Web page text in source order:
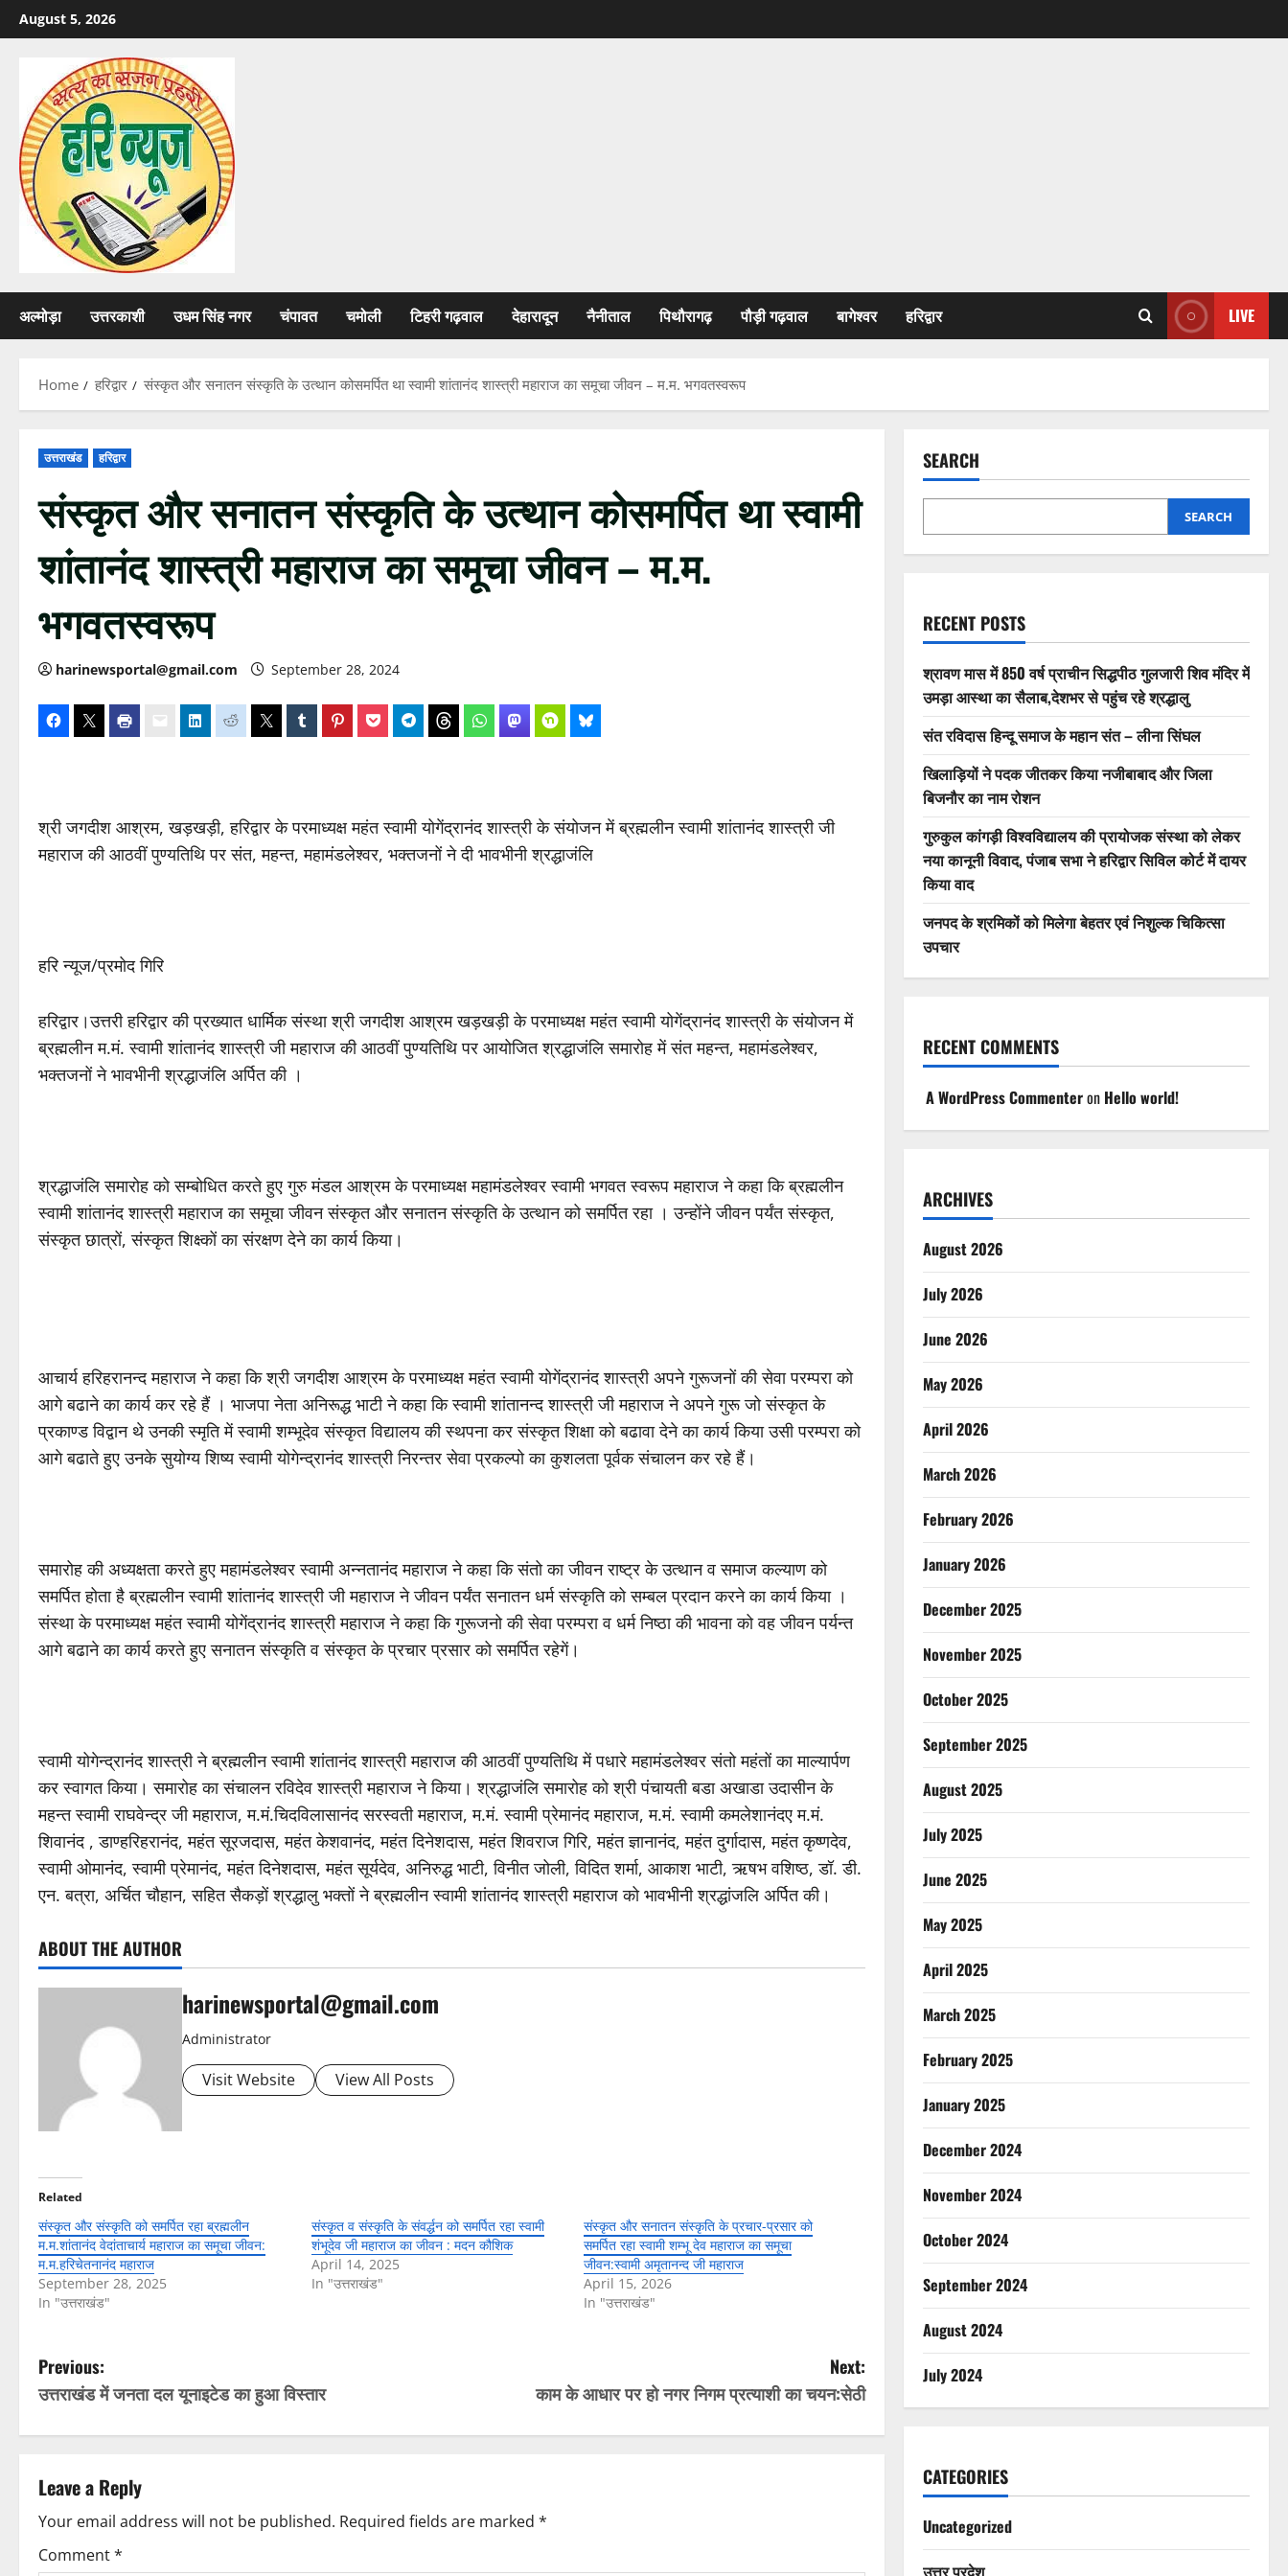
Skip
to
August 5, 2026
अल्मोड़ा उत्तरकाशी उधम सिंह नगर चंपावत चमोली टिहरी गढ़वाल देहारादून नैनीताल पिथौरागढ़ पौड़ी गढ़वाल बागेश्वर हरिद्वार LIVE
Home हरिद्वार संस्कृत और सनातन संस्कृति के उत्थान कोसमर्पित था स्वामी शांतानंद शास्त्री महाराज का समूचा जीवन – म.म. भगवतस्वरूप
उत्तराखंड हरिद्वार
संस्कृत और सनातन संस्कृति के उत्थान कोसमर्पित था स्वामी
शांतानंद शास्त्री महाराज का समूचा जीवन – म.म.
भगवतस्वरूप
harinewsportal@gmail.com September 28, 2024
श्री जगदीश आश्रम, खड़खड़ी, हरिद्वार के परमाध्यक्ष महंत स्वामी योगेंद्रानंद शास्त्री के संयोजन में ब्रह्मलीन स्वामी शांतानंद शास्त्री जी
महाराज की आठवीं पुण्यतिथि पर संत, महन्त, महामंडलेश्वर, भक्तजनों ने दी भावभीनी श्रद्धाजंलि
हरि न्यूज/प्रमोद गिरि
हरिद्वार।उत्तरी हरिद्वार की प्रख्यात धार्मिक संस्था श्री जगदीश आश्रम खड़खड़ी के परमाध्यक्ष महंत स्वामी योगेंद्रानंद शास्त्री के संयोजन में
ब्रह्मलीन म.मं. स्वामी शांतानंद शास्त्री जी महाराज की आठवीं पुण्यतिथि पर आयोजित श्रद्धाजंलि समारोह में संत महन्त, महामंडलेश्वर,
भक्तजनों ने भावभीनी श्रद्धाजंलि अर्पित की ।
श्रद्धाजंलि समारोह को सम्बोधित करते हुए गुरु मंडल आश्रम के परमाध्यक्ष महामंडलेश्वर स्वामी भगवत स्वरूप महाराज ने कहा कि ब्रह्मलीन
स्वामी शांतानंद शास्त्री महाराज का समूचा जीवन संस्कृत और सनातन संस्कृति के उत्थान को समर्पित रहा । उन्होंने जीवन पर्यंत संस्कृत,
संस्कृत छात्रों, संस्कृत शिक्ष्कों का संरक्षण देने का कार्य किया।
आचार्य हरिहरानन्द महाराज ने कहा कि श्री जगदीश आश्रम के परमाध्यक्ष महंत स्वामी योगेंद्रानंद शास्त्री अपने गुरूजनों की सेवा परम्परा को
आगे बढाने का कार्य कर रहे हैं । भाजपा नेता अनिरूद्ध भाटी ने कहा कि स्वामी शांतानन्द शास्त्री जी महाराज ने अपने गुरू जो संस्कृत के
प्रकाण्ड विद्वान थे उनकी स्मृति में स्वामी शम्भूदेव संस्कृत विद्यालय की स्थपना कर संस्कृत शिक्षा को बढावा देने का कार्य किया उसी परम्परा को
आगे बढाते हुए उनके सुयोग्य शिष्य स्वामी योगेन्द्रानंद शास्त्री निरन्तर सेवा प्रकल्पो का कुशलता पूर्वक संचालन कर रहे हैं।
समारोह की अध्यक्षता करते हुए महामंडलेश्वर स्वामी अन्नतानंद महाराज ने कहा कि संतो का जीवन राष्ट्र के उत्थान व समाज कल्याण को
समर्पित होता है ब्रह्मलीन स्वामी शांतानंद शास्त्री जी महाराज ने जीवन पर्यंत सनातन धर्म संस्कृति को सम्बल प्रदान करने का कार्य किया ।
संस्था के परमाध्यक्ष महंत स्वामी योगेंद्रानंद शास्त्री महाराज ने कहा कि गुरूजनो की सेवा परम्परा व धर्म निष्ठा की भावना को वह जीवन पर्यन्त
आगे बढाने का कार्य करते हुए सनातन संस्कृति व संस्कृत के प्रचार प्रसार को समर्पित रहेगें।
स्वामी योगेन्द्रानंद शास्त्री ने ब्रह्मलीन स्वामी शांतानंद शास्त्री महाराज की आठवीं पुण्यतिथि में पधारे महामंडलेश्वर संतो महंतों का माल्यार्पण
कर स्वागत किया। समारोह का संचालन रविदेव शास्त्री महाराज ने किया। श्रद्धाजंलि समारोह को श्री पंचायती बडा अखाडा उदासीन के
महन्त स्वामी राघवेन्द्र जी महाराज, म.मं.चिदविलासानंद सरस्वती महाराज, म.मं. स्वामी प्रेमानंद महाराज, म.मं. स्वामी कमलेशानंदए म.मं.
शिवानंद , डाण्हरिहरानंद, महंत सूरजदास, महंत केशवानंद, महंत दिनेशदास, महंत शिवराज गिरि, महंत ज्ञानानंद, महंत दुर्गादास, महंत कृष्णदेव,
स्वामी ओमानंद, स्वामी प्रेमानंद, महंत दिनेशदास, महंत सूर्यदेव, अनिरुद्ध भाटी, विनीत जोली, विदित शर्मा, आकाश भाटी, ऋषभ वशिष्ठ, डॉ. डी.
एन. बत्रा, अर्चित चौहान, सहित सैकड़ों श्रद्धालु भक्तों ने ब्रह्मलीन स्वामी शांतानंद शास्त्री महाराज को भावभीनी श्रद्धांजलि अर्पित की।
ABOUT THE AUTHOR
harinewsportal@gmail.com
Administrator
Visit Website View All Posts
Related
संस्कृत और संस्कृति को समर्पित रहा ब्रह्मलीन
म.म.शांतानंद वेदांताचार्य महाराज का समूचा जीवन:
म.म.हरिचेतनानंद महाराज
September 28, 2025
In "उत्तराखंड"
संस्कृत व संस्कृति के संवर्द्धन को समर्पित रहा स्वामी
शंभूदेव जी महाराज का जीवन : मदन कौशिक
April 14, 2025
In "उत्तराखंड"
संस्कृत और सनातन संस्कृति के प्रचार-प्रसार को
समर्पित रहा स्वामी शम्भू देव महाराज का समूचा
जीवन:स्वामी अमृतानन्द जी महाराज
April 15, 2026
In "उत्तराखंड"
P
o
s
t
n
Previous:
उत्तराखंड में जनता दल यूनाइटेड का हुआ विस्तार
Next:
काम के आधार पर हो नगर निगम प्रत्याशी का चयन:सेठी
Leave a Reply
Your email address will not be published. Required fields are marked *
Comment*
SEARCH
SEARCH
RECENT POSTS
श्रावण मास में 850 वर्ष प्राचीन सिद्धपीठ गुलजारी शिव मंदिर में
उमड़ा आस्था का सैलाब,देशभर से पहुंच रहे श्रद्धालु
संत रविदास हिन्दू समाज के महान संत – लीना सिंघल
खिलाड़ियों ने पदक जीतकर किया नजीबाबाद और जिला
बिजनौर का नाम रोशन
गुरुकुल कांगड़ी विश्वविद्यालय की प्रायोजक संस्था को लेकर
नया कानूनी विवाद, पंजाब सभा ने हरिद्वार सिविल कोर्ट में दायर
किया वाद
जनपद के श्रमिकों को मिलेगा बेहतर एवं निशुल्क चिकित्सा
उपचार
RECENT COMMENTS
A WordPress Commenteron Hello world!
ARCHIVES
August 2026
July 2026
June 2026
May 2026
April 2026
March 2026
February 2026
January 2026
December 2025
November 2025
October 2025
September 2025
August 2025
July 2025
June 2025
May 2025
April 2025
March 2025
February 2025
January 2025
December 2024
November 2024
October 2024
September 2024
August 2024
July 2024
CATEGORIES
Uncategorized
उत्तर प्रदेश